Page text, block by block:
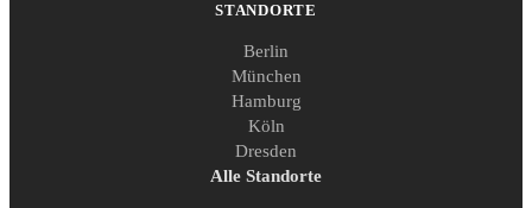
STANDORTE
Berlin
München
Hamburg
Köln
Dresden
Alle Standorte